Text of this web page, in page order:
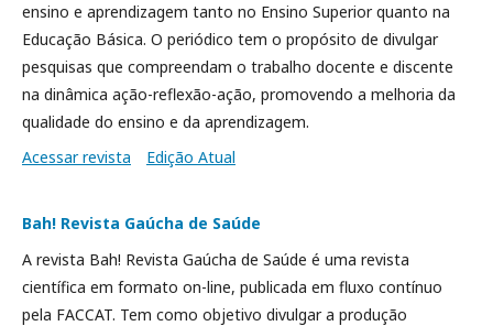
ensino e aprendizagem tanto no Ensino Superior quanto na
Educação Básica. O periódico tem o propósito de divulgar
pesquisas que compreendam o trabalho docente e discente
na dinâmica ação-reflexão-ação, promovendo a melhoria da
qualidade do ensino e da aprendizagem.
Acessar revista
Edição Atual
Bah! Revista Gaúcha de Saúde
A revista Bah! Revista Gaúcha de Saúde é uma revista
científica em formato on-line, publicada em fluxo contínuo
pela FACCAT. Tem como objetivo divulgar a produção